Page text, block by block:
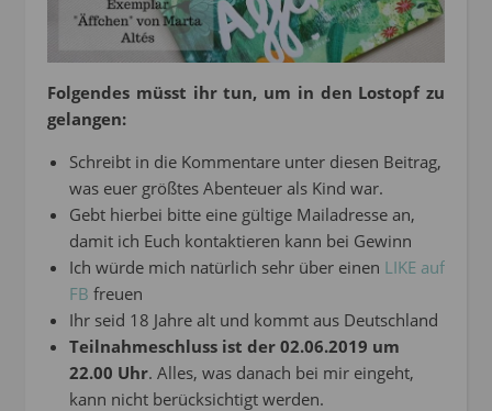
Folgendes müsst ihr tun, um in den Lostopf zu
gelangen:
Schreibt in die Kommentare unter diesen Beitrag,
was euer größtes Abenteuer als Kind war.
Gebt hierbei bitte eine gültige Mailadresse an,
damit ich Euch kontaktieren kann bei Gewinn
Ich würde mich natürlich sehr über einen LIKE auf
FB freuen
Ihr seid 18 Jahre alt und kommt aus Deutschland
Teilnahmeschluss ist der 02.06.2019 um
22.00 Uhr. Alles, was danach bei mir eingeht,
kann nicht berücksichtigt werden.